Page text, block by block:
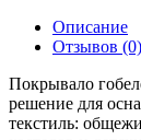
Описание
Отзывов (0)
Покрывало
решение для
текстиль: